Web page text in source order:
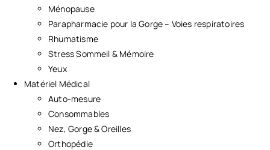
Ménopause
Parapharmacie pour la Gorge – Voies respiratoires
Rhumatisme
Stress Sommeil & Mémoire
Yeux
Matériel Médical
Auto-mesure
Consommables
Nez, Gorge & Oreilles
Orthopédie